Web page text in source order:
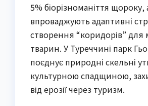
5% біорізноманіття щороку,
впроваджують адаптивні
створення “коридорів” для
тварин. У Туреччині парк
поєднує природні скельні
культурною спадщиною,
від ерозії через туризм.